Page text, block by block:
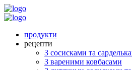
продукти
рецепти
З сосисками та
З вареними ковбасами